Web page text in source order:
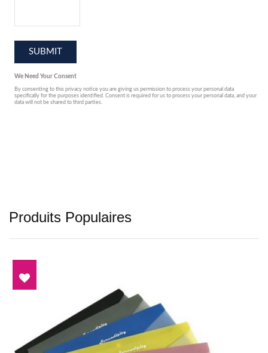
Produits Populaires